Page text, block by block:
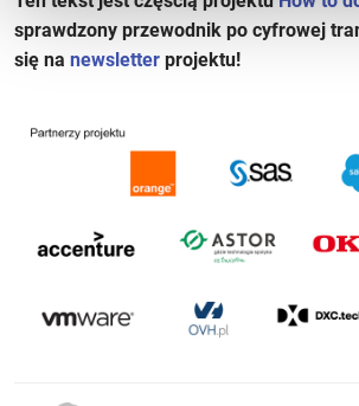
sprawdzony przewodnik po cyfrowej
się na newsletter projektu!